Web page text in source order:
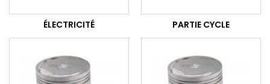
ÉLECTRICITÉ PARTIE CYCLE